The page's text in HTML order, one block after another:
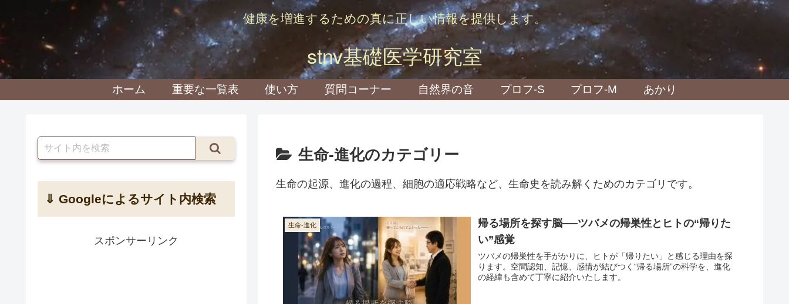
健康を増進するための真に正しい情報を提供します。
stnv基礎医学研究室
ホーム 重要な一覧表 使い方 質問コーナー 自然界の音 プロフ-S プロフ-M あかり
生命-進化のカテゴリー
生命の起源、進化の過程、細胞の適応戦略など、生命史を読み解くためのカテゴリです。
生命-進化
帰る場所を探す脳──ツバメの帰巣性とヒトの“帰りた
い”感覚
ツバメの帰巣性を手がかりに、ヒトが「帰りたい」と感じる理由を探
ります。空間認知、記憶、感情が結びつく“帰る場所”の科学を、進化
の経緯も含めて丁寧に紹介いたします。
⇓ Googleによるサイト内検索
スポンサーリンク